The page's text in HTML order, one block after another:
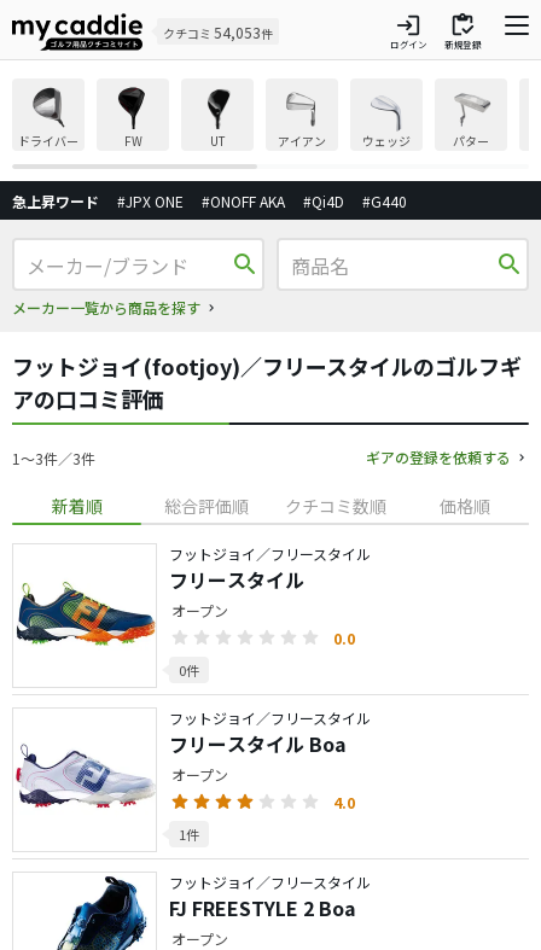
クチコミ 54,053件 login
ログイン
inventory
新規登録
ドライバー FW UT アイアン ウェッジ パター
急上昇ワード #JPX ONE #ONOFF AKA #Qi4D #G440
search
メーカー一覧から商品を探す
search
フットジョイ(footjoy)／フリースタイルのゴルフギ
アの口コミ評価
1〜3件／3件 ギアの登録を依頼する
新着順 総合評価順 クチコミ数順 価格順
フットジョイ／フリースタイル
フリースタイル
オープン
0.0
0件
フットジョイ／フリースタイル
フリースタイル Boa
オープン
4.0
1件
フットジョイ／フリースタイル
FJ FREESTYLE 2 Boa
オープン